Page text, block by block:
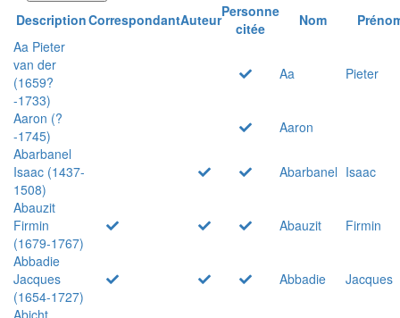
DescriptionCorrespondantAuteurPersonne
citée
Nom
Aa Pieter
van der
(1659?
-1733)
Aa Pieter
Aaron (?
-1745)
Aaron
Abarbanel
Isaac (1437-
1508)
Abarbanel Isaac
Abauzit
Firmin
(1679-1767)
Abauzit
Firmin
Abbadie
Jacques
(1654-1727)
Abbadie
Jacques
Abicht